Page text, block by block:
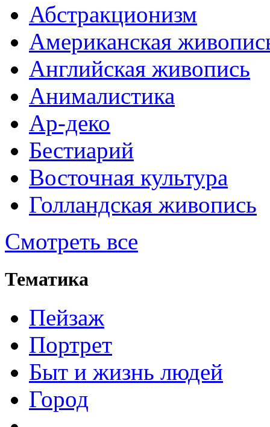
Абстракционизм
Американская
Английская живопись
Анималистика
Ар-деко
Бестиарий
Восточная культура
Голландская живопись
Смотреть все
Тематика
Пейзаж
Портрет
Быт и жизнь людей
Город